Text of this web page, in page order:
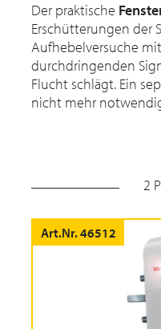
Der praktische
Erschütterungen der
Aufhebelversuche
durchdringenden
Flucht schlägt. Ein
nicht mehr
2
Art.Nr. 46512